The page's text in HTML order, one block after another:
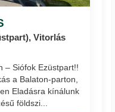
Vitorlás
– Siófok Ezüstpart!!
a Balaton-parton,
Eladásra kínálunk
földszi...